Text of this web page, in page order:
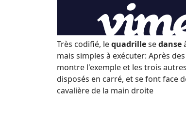
Très codifié, lequadrillesedanse
mais simples à exécuter: Après
montre l'exemple et les trois
disposés en carré, et se font face
cavalière de la main droite